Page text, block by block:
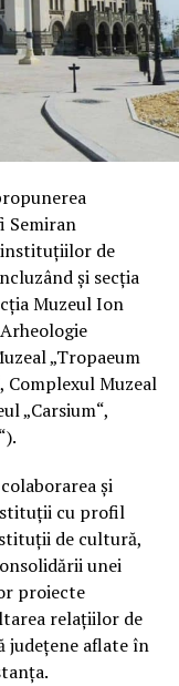
Semiran
de
și secția
Muzeul Ion
„Tropaeum
Complexul Muzeal
„Carsium“,
și
cu profil
de cultură,
unei
proiecte
relațiilor de
aflate în